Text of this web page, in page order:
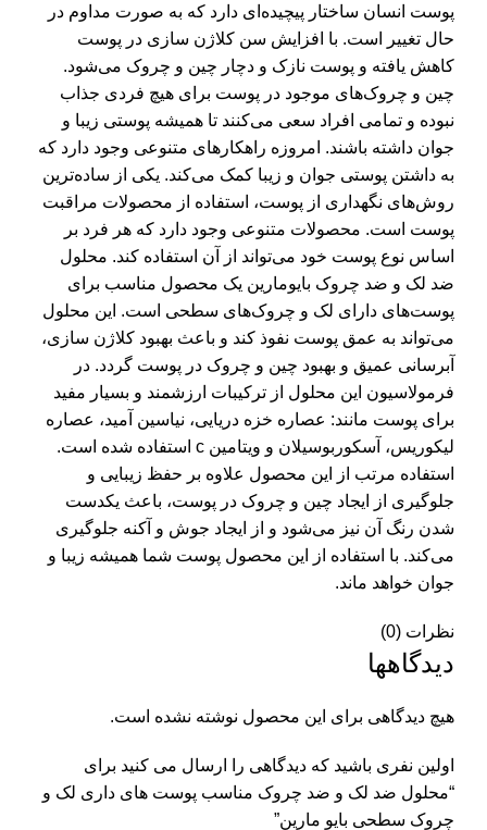
پوست انسان ساختار پیچیده‌ای دارد که به صورت مداوم در
حال تغییر است. با افزایش سن کلاژن سازی در پوست
کاهش یافته و پوست نازک و دچار چین و چروک می‌شود.
چین و چروک‌های موجود در پوست برای هیچ فردی جذاب
نبوده و تمامی افراد سعی می‌کنند تا همیشه پوستی زیبا و
جوان داشته باشند. امروزه راهکارهای متنوعی وجود دارد که
به داشتن پوستی جوان و زیبا کمک می‌کند. یکی از ساده‌ترین
روش‌های نگهداری از پوست، استفاده از محصولات مراقبت
پوست است. محصولات متنوعی وجود دارد که هر فرد بر
اساس نوع پوست خود می‌تواند از آن استفاده کند. محلول
ضد لک و ضد چروک بایومارین یک محصول مناسب برای
پوست‌های دارای لک و چروک‌های سطحی است. این محلول
می‌تواند به عمق پوست نفوذ کند و باعث بهبود کلاژن سازی،
آبرسانی عمیق و بهبود چین و چروک در پوست گردد. در
فرمولاسیون این محلول از ترکیبات ارزشمند و بسیار مفید
برای پوست مانند: عصاره خزه دریایی، نیاسین آمید، عصاره
لیکوریس، آسکوربوسیلان و ویتامین c استفاده شده است.
استفاده مرتب از این محصول علاوه بر حفظ زیبایی و
جلوگیری از ایجاد چین و چروک در پوست، باعث یکدست
شدن رنگ آن نیز می‌شود و از ایجاد جوش و آکنه جلوگیری
می‌کند. با استفاده از این محصول پوست شما همیشه زیبا و
جوان خواهد ماند.
نظرات (0)
دیدگاهها
هیچ دیدگاهی برای این محصول نوشته نشده است.
اولین نفری باشید که دیدگاهی را ارسال می کنید برای
“محلول ضد لک و ضد چروک مناسب پوست های داری لک و
چروک سطحی بایو مارین”